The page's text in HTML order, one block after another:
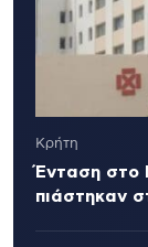
Κρήτη
Ένταση στο
πιάστηκαν